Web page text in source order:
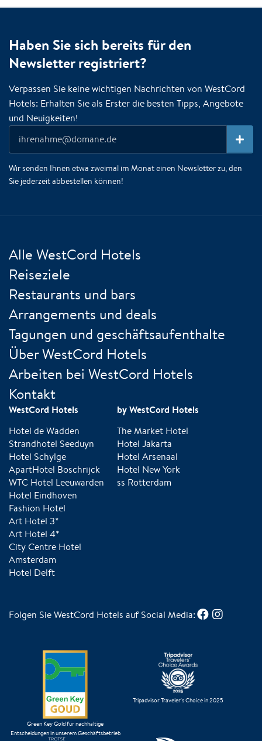
Haben Sie sich bereits für den
Newsletter registriert?
Verpassen Sie keine wichtigen Nachrichten von WestCord
Hotels: Erhalten Sie als Erster die besten Tipps, Angebote
und Neuigkeiten!
Wir senden Ihnen etwa zweimal im Monat einen Newsletter zu, den
Sie jederzeit abbestellen können!
Alle WestCord Hotels
Reiseziele
Restaurants und bars
Arrangements und deals
Tagungen und geschäftsaufenthalte
Über WestCord Hotels
Arbeiten bei WestCord Hotels
Kontakt
WestCord Hotels
Hotel de Wadden
Strandhotel Seeduyn
Hotel Schylge
ApartHotel Boschrijck
WTC Hotel Leeuwarden
Hotel Eindhoven
Fashion Hotel
Art Hotel 3*
Art Hotel 4*
City Centre Hotel
Amsterdam
Hotel Delft
by WestCord Hotels
The Market Hotel
Hotel Jakarta
Hotel Arsenaal
Hotel New York
ss Rotterdam
Folgen Sie WestCord Hotels auf Social Media:
Green Key Gold für nachhaltige
Entscheidungen in unserem Geschäftsbetrieb
Tripadvisor Traveler's Choice in 2025